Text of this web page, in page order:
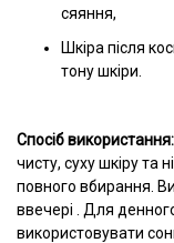
сяяння,
Шкіра після
тону шкіри.
Спосіб використання:
чисту, суху шкіру та
повного вбирання.
ввечері . Для
використовувати